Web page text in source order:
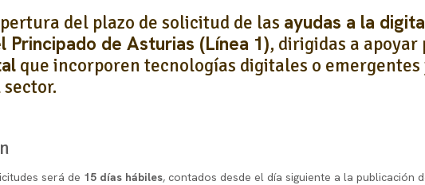
del plazo de solicitud de las ayudas a la
de Asturias (Línea 1), dirigidas a apoyar
que incorporen tecnologías digitales o
será de 15 días hábiles, contados desde el día siguiente a la